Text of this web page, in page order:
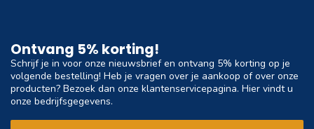
Ontvang 5% korting!
Schrijf je in voor onze nieuwsbrief en ontvang 5% korting op je
volgende bestelling! Heb je vragen over je aankoop of over onze
producten? Bezoek dan onze klantenservicepagina. Hier vindt u
onze bedrijfsgegevens.